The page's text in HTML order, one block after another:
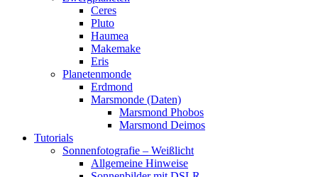
Ceres
Pluto
Haumea
Makemake
Eris
Planetenmonde
Erdmond
Marsmonde (Daten)
Marsmond Phobos
Marsmond Deimos
Tutorials
Sonnenfotografie – Weißlicht
Allgemeine Hinweise